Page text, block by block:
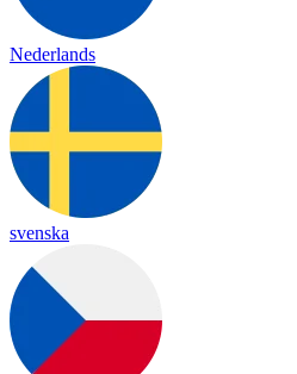
Nederlands
svenska